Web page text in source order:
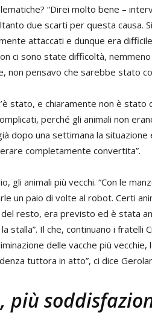
“Direi molto bene –
due scarti per questa causa.
attaccati e dunque era
ci sono state difficoltà,
non pensavo che sarebbe stato
stato, e chiaramente non è stato
perché gli animali non
dopo una settimana la
completamente convertita”.
gli animali più vecchi. “Con le
un paio di volte al robot. Certi
resto, era previsto ed è stata
stalla”. Il che, continuano i fratelli
delle vacche più vecchie,
tuttora in atto”, ci dice
più